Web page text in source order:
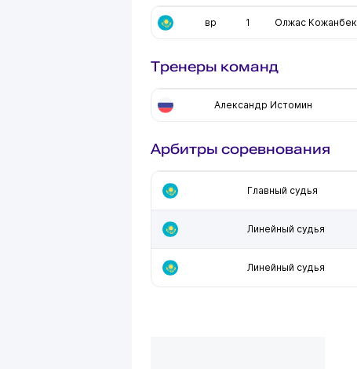
вр 1 Олжас Кожанбек
Тренеры команд
Александр Истомин
Арбитры соревнования
Главный судья
Линейный судья
Линейный судья